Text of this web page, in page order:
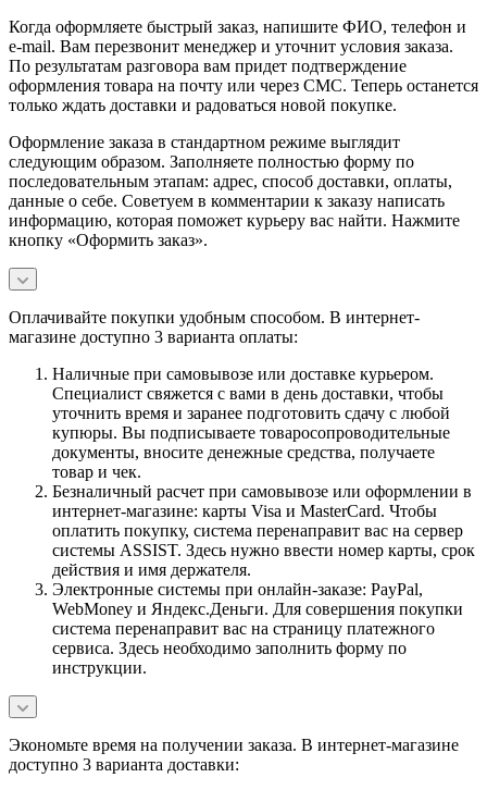
Когда оформляете быстрый заказ, напишите ФИО, телефон и
e-mail. Вам перезвонит менеджер и уточнит условия заказа.
По результатам разговора вам придет подтверждение
оформления товара на почту или через СМС. Теперь останется
только ждать доставки и радоваться новой покупке.
Оформление заказа в стандартном режиме выглядит
следующим образом. Заполняете полностью форму по
последовательным этапам: адрес, способ доставки, оплаты,
данные о себе. Советуем в комментарии к заказу написать
информацию, которая поможет курьеру вас найти. Нажмите
кнопку «Оформить заказ».
Оплачивайте покупки удобным способом. В интернет-
магазине доступно 3 варианта оплаты:
Наличные при самовывозе или доставке курьером.
Специалист свяжется с вами в день доставки, чтобы
уточнить время и заранее подготовить сдачу с любой
купюры. Вы подписываете товаросопроводительные
документы, вносите денежные средства, получаете
товар и чек.
Безналичный расчет при самовывозе или оформлении в
интернет-магазине: карты Visa и MasterCard. Чтобы
оплатить покупку, система перенаправит вас на сервер
системы ASSIST. Здесь нужно ввести номер карты, срок
действия и имя держателя.
Электронные системы при онлайн-заказе: PayPal,
WebMoney и Яндекс.Деньги. Для совершения покупки
система перенаправит вас на страницу платежного
сервиса. Здесь необходимо заполнить форму по
инструкции.
Экономьте время на получении заказа. В интернет-магазине
доступно 3 варианта доставки: